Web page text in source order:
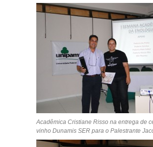
Acadêmica Cristiane Risso na entrega de
vinho Dunamis SER para o Palestrante